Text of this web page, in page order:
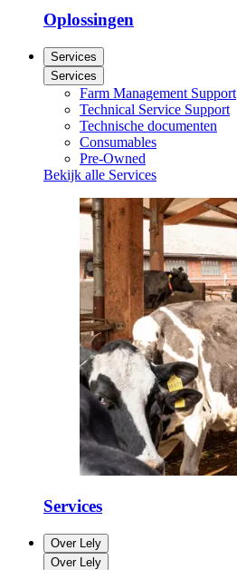
Oplossingen
Services
Services
Farm Management Support
Technical Service Support
Technische documenten
Consumables
Pre-Owned
Bekijk alle Services
Services
Over Lely
Over Lely